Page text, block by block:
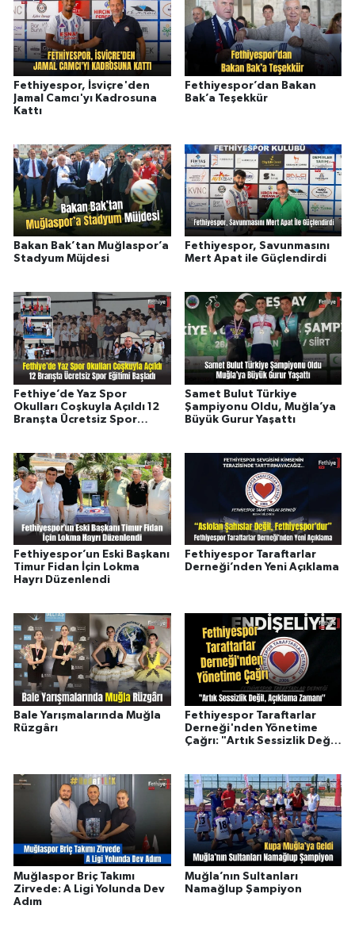
Fethiyespor, İsviçre'den
Jamal Camcı'yı Kadrosuna
Kattı
Fethiyespor’dan Bakan
Bak’a Teşekkür
Bakan Bak’tan Muğlaspor’a
Stadyum Müjdesi
Fethiyespor, Savunmasını
Mert Apat ile Güçlendirdi
Fethiye’de Yaz Spor
Okulları Coşkuyla Açıldı 12
Branşta Ücretsiz Spor
Samet Bulut Türkiye
Şampiyonu Oldu, Muğla’ya
Büyük Gurur Yaşattı
Fethiyespor’un Eski Başkanı
Timur Fidan İçin Lokma
Hayrı Düzenlendi
Fethiyespor Taraftarlar
Derneği’nden Yeni Açıklama
Bale Yarışmalarında Muğla
Rüzgârı
Fethiyespor Taraftarlar
Derneği'nden Yönetime
Çağrı: "Artık Sessizlik Değil,
Muğlaspor Briç Takımı
Zirvede: A Ligi Yolunda Dev
Adım
Muğla’nın Sultanları
Namağlup Şampiyon